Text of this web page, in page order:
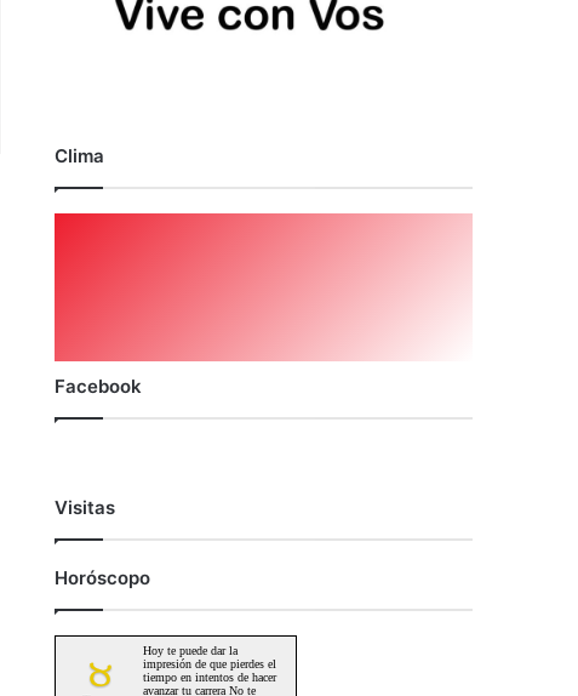
Clima
Facebook
Visitas
Horóscopo